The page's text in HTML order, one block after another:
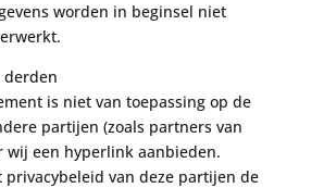
worden in beginsel niet
derden
is niet van toepassing op de
partijen (zoals partners van
wij een hyperlink aanbieden.
privacybeleid van deze partijen de